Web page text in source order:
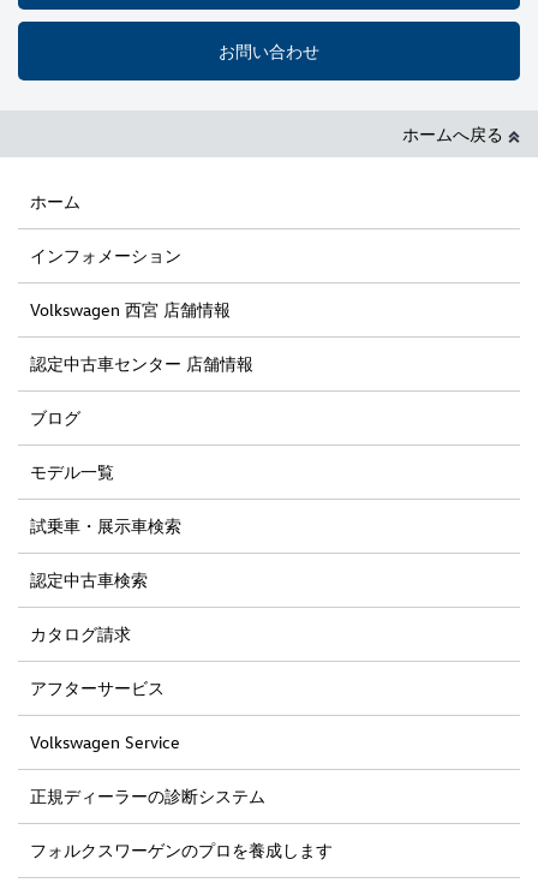
お問い合わせ
ホームへ戻る
ホーム
インフォメーション
Volkswagen 西宮 店舗情報
認定中古車センター 店舗情報
ブログ
モデル一覧
試乗車・展示車検索
認定中古車検索
カタログ請求
アフターサービス
Volkswagen Service
正規ディーラーの診断システム
フォルクスワーゲンのプロを養成します